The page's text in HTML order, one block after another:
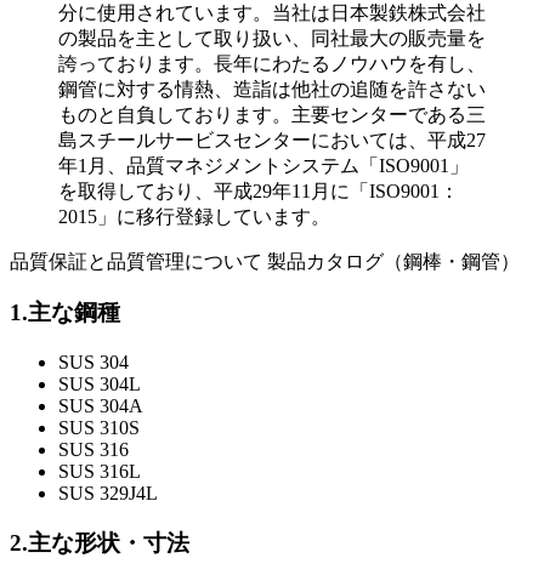
分に使用されています。当社は日本製鉄株式会社
の製品を主として取り扱い、同社最大の販売量を
誇っております。長年にわたるノウハウを有し、
鋼管に対する情熱、造詣は他社の追随を許さない
ものと自負しております。主要センターである三
島スチールサービスセンターにおいては、平成27
年1月、品質マネジメントシステム「ISO9001」
を取得しており、平成29年11月に「ISO9001：
2015」に移行登録しています。
品質保証と品質管理について 製品カタログ（鋼棒・鋼管）
1.主な鋼種
SUS 304
SUS 304L
SUS 304A
SUS 310S
SUS 316
SUS 316L
SUS 329J4L
2.主な形状・寸法